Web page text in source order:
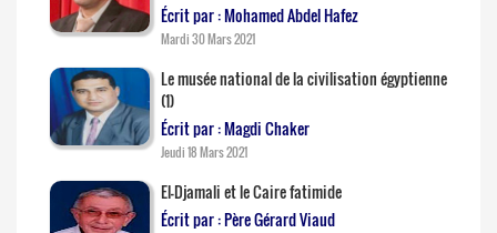
Écrit par : Mohamed Abdel Hafez
Mardi 30 Mars 2021
Le musée national de la civilisation égyptienne
(1)
Écrit par : Magdi Chaker
Jeudi 18 Mars 2021
El-Djamali et le Caire fatimide
Écrit par : Père Gérard Viaud